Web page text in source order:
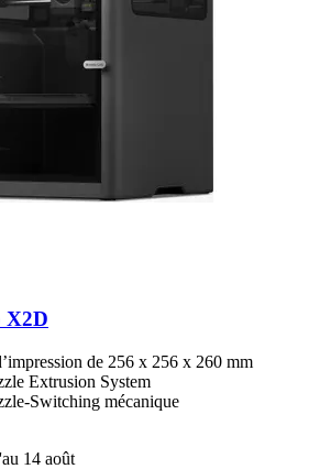
X2D
de 256 x 256 x 260 mm
Extrusion System
Switching mécanique
14 août